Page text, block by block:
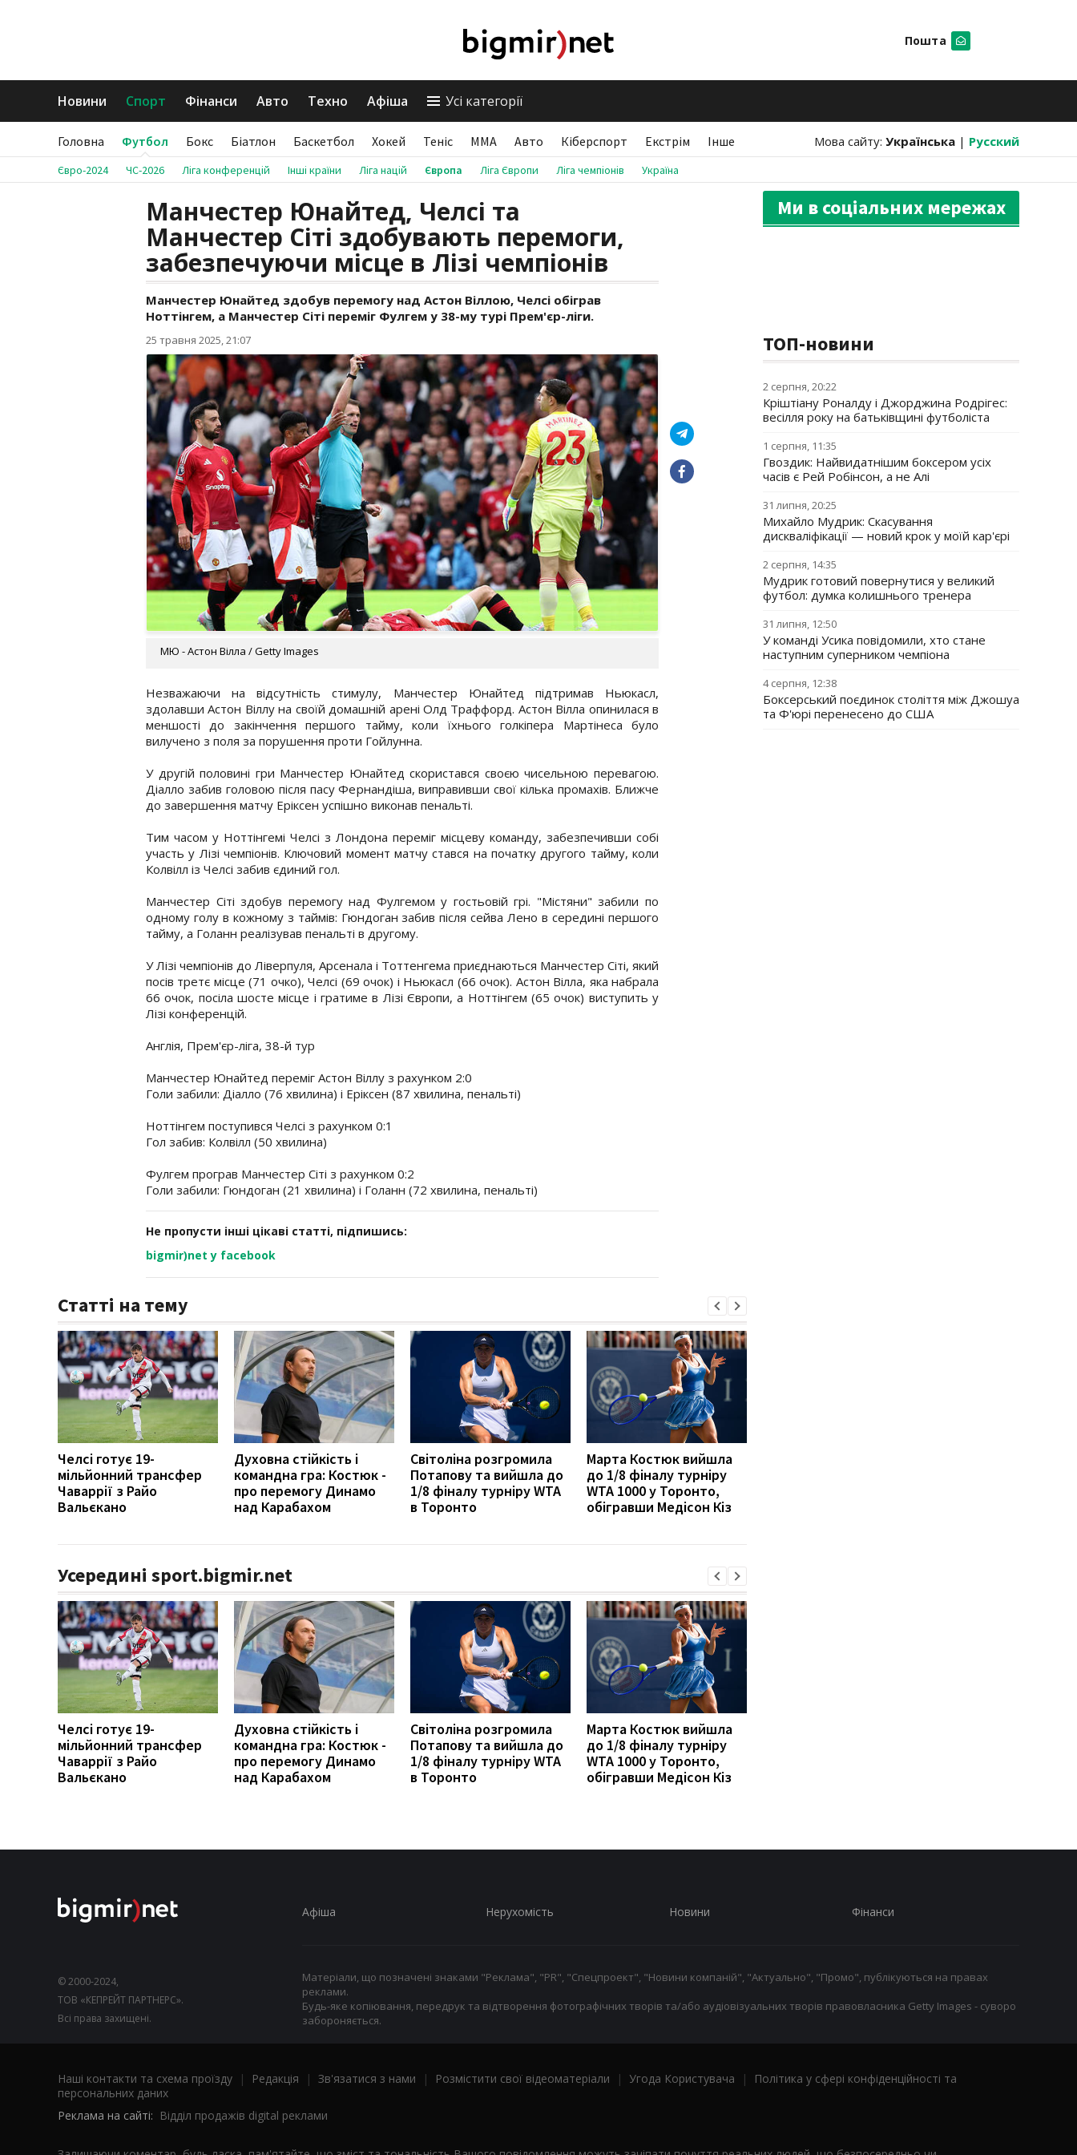
Пошта
Новини Спорт Фінанси Авто Техно Афіша Усі категорії
Головна Футбол Бокс Біатлон Баскетбол Хокей Теніс ММА Авто Кіберспорт Екстрім Інше Мова сайту: Українська | Русский
Євро-2024 ЧС-2026 Ліга конференцій Інші країни Ліга націй Європа Ліга Європи Ліга чемпіонів Україна
Манчестер Юнайтед, Челсі та
Манчестер Сіті здобувають перемоги,
забезпечуючи місце в Лізі чемпіонів
Манчестер Юнайтед здобув перемогу над Астон Віллою, Челсі обіграв
Ноттінгем, а Манчестер Сіті переміг Фулгем у 38-му турі Прем'єр-ліги.
25 травня 2025, 21:07
МЮ - Астон Вілла / Getty Images
Незважаючи на відсутність стимулу, Манчестер Юнайтед підтримав Ньюкасл,
здолавши Астон Віллу на своїй домашній арені Олд Траффорд. Астон Вілла опинилася в
меншості до закінчення першого тайму, коли їхнього голкіпера Мартінеса було
вилучено з поля за порушення проти Гойлунна.
У другій половині гри Манчестер Юнайтед скористався своєю чисельною перевагою.
Діалло забив головою після пасу Фернандіша, виправивши свої кілька промахів. Ближче
до завершення матчу Еріксен успішно виконав пенальті.
Тим часом у Ноттінгемі Челсі з Лондона переміг місцеву команду, забезпечивши собі
участь у Лізі чемпіонів. Ключовий момент матчу стався на початку другого тайму, коли
Колвілл із Челсі забив єдиний гол.
Манчестер Сіті здобув перемогу над Фулгемом у гостьовій грі. "Містяни" забили по
одному голу в кожному з таймів: Гюндоган забив після сейва Лено в середині першого
тайму, а Голанн реалізував пенальті в другому.
У Лізі чемпіонів до Ліверпуля, Арсенала і Тоттенгема приєднаються Манчестер Сіті, який
посів третє місце (71 очко), Челсі (69 очок) і Ньюкасл (66 очок). Астон Вілла, яка набрала
66 очок, посіла шосте місце і гратиме в Лізі Європи, а Ноттінгем (65 очок) виступить у
Лізі конференцій.
Англія, Прем'єр-ліга, 38-й тур
Манчестер Юнайтед переміг Астон Віллу з рахунком 2:0
Голи забили: Діалло (76 хвилина) і Еріксен (87 хвилина, пенальті)
Ноттінгем поступився Челсі з рахунком 0:1
Гол забив: Колвілл (50 хвилина)
Фулгем програв Манчестер Сіті з рахунком 0:2
Голи забили: Гюндоган (21 хвилина) і Голанн (72 хвилина, пенальті)
Не пропусти інші цікаві статті, підпишись:
bigmir)net у facebook
Статті на тему
Челсі готує 19-
мільйонний трансфер
Чаваррії з Райо
Вальєкано
Духовна стійкість і
командна гра: Костюк -
про перемогу Динамо
над Карабахом
Світоліна розгромила
Потапову та вийшла до
1/8 фіналу турніру WTA
в Торонто
Марта Костюк вийшла
до 1/8 фіналу турніру
WTA 1000 у Торонто,
обігравши Медісон Кіз
Усередині sport.bigmir.net
Челсі готує 19-
мільйонний трансфер
Чаваррії з Райо
Вальєкано
Духовна стійкість і
командна гра: Костюк -
про перемогу Динамо
над Карабахом
Світоліна розгромила
Потапову та вийшла до
1/8 фіналу турніру WTA
в Торонто
Марта Костюк вийшла
до 1/8 фіналу турніру
WTA 1000 у Торонто,
обігравши Медісон Кіз
Ми в соціальних мережах
ТОП-новини
2 серпня, 20:22
Кріштіану Роналду і Джорджина Родрігес:
весілля року на батьківщині футболіста
1 серпня, 11:35
Гвоздик: Найвидатнішим боксером усіх
часів є Рей Робінсон, а не Алі
31 липня, 20:25
Михайло Мудрик: Скасування
дискваліфікації — новий крок у моїй кар'єрі
2 серпня, 14:35
Мудрик готовий повернутися у великий
футбол: думка колишнього тренера
31 липня, 12:50
У команді Усика повідомили, хто стане
наступним суперником чемпіона
4 серпня, 12:38
Боксерський поєдинок століття між Джошуа
та Ф'юрі перенесено до США
© 2000-2024,
ТОВ «КЕПРЕЙТ ПАРТНЕРС».
Всі права захищені.
Афіша Нерухомість Новини Фінанси
Матеріали, що позначені знаками "Реклама", "PR", "Спецпроект", "Новини компаній", "Актуально", "Промо", публікуються на правах
реклами.
Будь-яке копіювання, передрук та відтворення фотографічних творів та/або аудіовізуальних творів правовласника Getty Images - суворо
забороняється.
Наші контакти та схема проїзду | Редакція | Зв'язатися з нами | Розмістити свої відеоматеріали | Угода Користувача |
Політика у сфері конфіденційності та
персональних даних
Реклама на сайті: Відділ продажів digital реклами